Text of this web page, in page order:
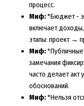
процесс.
Миф:"Бюджет -
включает
этапы: проект →
Миф:"Публичные
замечания
часто делает акт
обоснований.
Миф:"Нельзя